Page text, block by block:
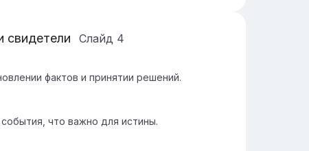
свидетели Слайд 4
фактов и принятии решений.
что важно для истины.